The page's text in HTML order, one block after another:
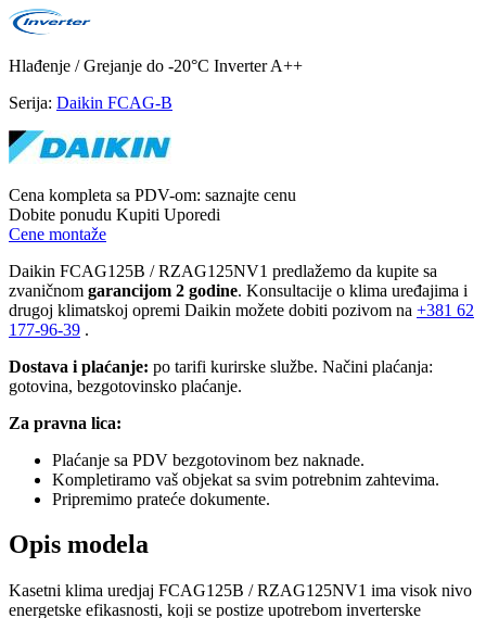
Hlađenje / Grejanje do -20°C Inverter A++
Serija: Daikin FCAG-B
Cena kompleta sa PDV-om: saznajte cenu
Dobite ponudu Kupiti Uporedi
Cene montaže
Daikin FCAG125B / RZAG125NV1 predlažemo da kupite sa
zvaničnom garancijom 2 godine. Konsultacije o klima uređajima i
drugoj klimatskoj opremi Daikin možete dobiti pozivom na +381 62
177-96-39 .
Dostava i plaćanje: po tarifi kurirske službe. Načini plaćanja:
gotovina, bezgotovinsko plaćanje.
Za pravna lica:
Plaćanje sa PDV bezgotovinom bez naknade.
Kompletiramo vaš objekat sa svim potrebnim zahtevima.
Pripremimo prateće dokumente.
Opis modela
Kasetni klima uredjaj FCAG125B / RZAG125NV1 ima visok nivo
energetske efikasnosti, koji se postize upotrebom inverterske